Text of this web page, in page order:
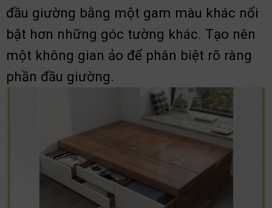
đầu giường bằng một gam màu khác nổi
bật hơn những góc tường khác. Tạo nên
một không gian ảo để phân biệt rõ ràng
phần đầu giường.